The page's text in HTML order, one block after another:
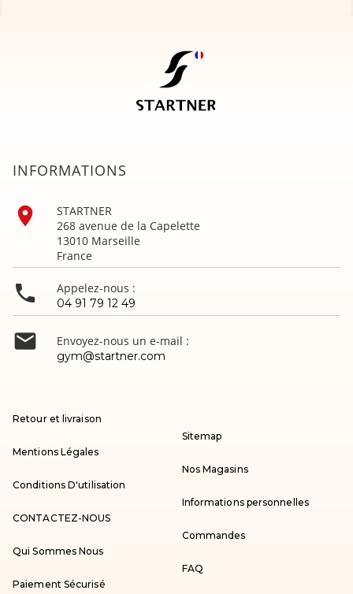
INFORMATIONS

STARTNER
268 avenue de la Capelette
13010 Marseille
France
 Appelez-nous :
04 91 79 12 49
 Envoyez-nous un e-mail :
gym@startner.com
Retour et livraison
Mentions Légales
Conditions D'utilisation
CONTACTEZ-NOUS
Qui Sommes Nous
Paiement Sécurisé
Sitemap
Nos Magasins
Informations personnelles
Commandes
FAQ